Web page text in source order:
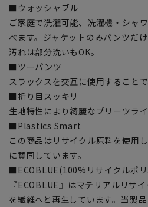
■ウォッシャブル
ご家庭で洗濯可能、洗濯機・シャ
べます。ジャケットのみパンツだ
汚れは部分洗いもOK。
■ツーパンツ
スラックスを交互に使用することで
■折り目スッキリ
生地特性により綺麗なプリーツライ
■Plastics Smart
この商品はリサイクル原料を使用
に賛同しています。
■ECOBLUE(100%リサイクルポ
『ECOBLUE』はマテリアルリサ
を繊維へと再生しています。当製